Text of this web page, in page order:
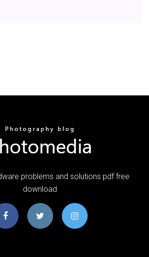
problems and solutions pdf free
download